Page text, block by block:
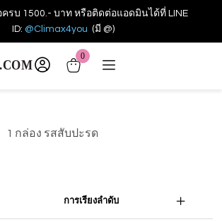
รบ 1500.- บาท หรือติดต่อแอดมินได้ที่ LINE
ID: @Climax4you (มี @)
0
1 กล่อง รสสับปะรด
การเรียงลำดับ